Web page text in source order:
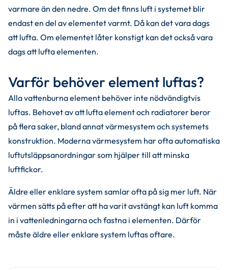
varmare än den nedre. Om det finns luft i systemet blir
endast en del av elementet varmt. Då kan det vara dags
att lufta. Om elementet låter konstigt kan det också vara
dags att lufta elementen.
Varför behöver element luftas?
Alla vattenburna element behöver inte nödvändigtvis
luftas. Behovet av att lufta element och radiatorer beror
på flera saker, bland annat värmesystem och systemets
konstruktion. Moderna värmesystem har ofta automatiska
luftutsläppsanordningar som hjälper till att minska
luftfickor.
Äldre eller enklare system samlar ofta på sig mer luft. När
värmen sätts på efter att ha varit avstängt kan luft komma
in i vattenledningarna och fastna i elementen. Därför
måste äldre eller enklare system luftas oftare.